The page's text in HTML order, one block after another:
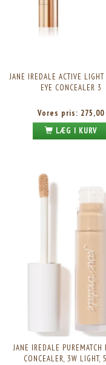
JANE IREDALE ACTIVE
EYE CONCEALER 3
Vores pris: 275,00
LÆG I KURV
JANE IREDALE PUREMATCH
CONCEALER, 3W LIGHT,